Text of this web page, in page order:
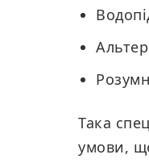
Така
умови,